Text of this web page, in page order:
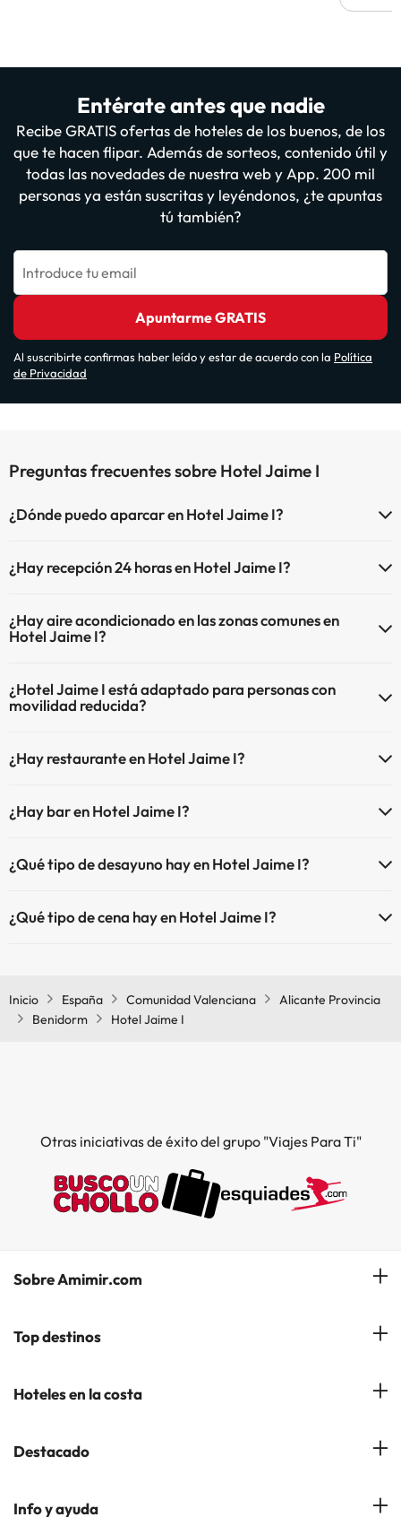
Entérate antes que nadie
Recibe GRATIS ofertas de hoteles de los buenos, de los
que te hacen flipar. Además de sorteos, contenido útil y
todas las novedades de nuestra web y App. 200 mil
personas ya están suscritas y leyéndonos, ¿te apuntas
tú también?
Introduce tu email
Apuntarme GRATIS
Al suscribirte confirmas haber leído y estar de acuerdo con la Política
de Privacidad
Preguntas frecuentes sobre Hotel Jaime I
¿Dónde puedo aparcar en Hotel Jaime I?
aparcamiento (bajo disponibilidad):
¿Hay recepción 24 horas en Hotel Jaime I?
¿Hay aire acondicionado en las zonas comunes en
Hotel Jaime I?
¿Hotel Jaime I está adaptado para personas con
movilidad reducida?
reducida.
¿Hay restaurante en Hotel Jaime I?
¿Hay bar en Hotel Jaime I?
¿Qué tipo de desayuno hay en Hotel Jaime I?
buffet.
¿Qué tipo de cena hay en Hotel Jaime I?
Inicio España Comunidad Valenciana
Alicante Provincia
Benidorm
Hotel Jaime I
Otras iniciativas de éxito del grupo "Viajes Para Ti"
Sobre Amimir.com
¿Quiénes somos?
Gestionar mi reserva
Top destinos
Hoteles en Salou
Hoteles en Andorra la Vella
Hoteles en la costa
Hoteles en la Costa Azahar
Destacado
Hoteles en Ciudades Populares
Info y ayuda